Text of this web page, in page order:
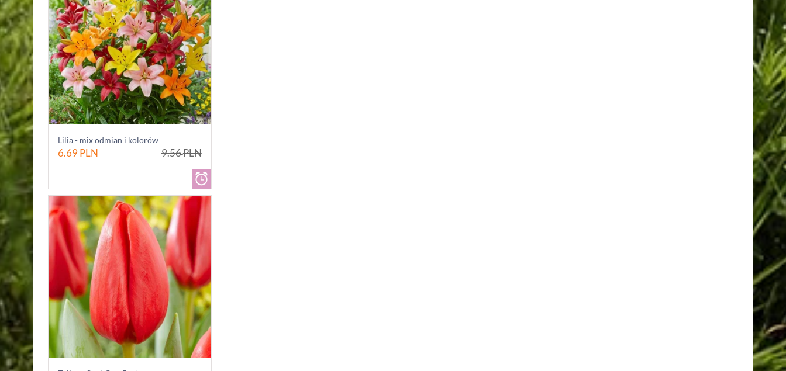
Lilia - mix odmian i kolorów
6.69PLN 9.56PLN